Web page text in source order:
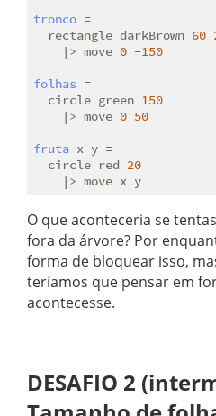
tronco =
  rectangle darkBrown
60
    |> move
0 -150
folhas =
  circle green
150
    |> move
0 50
fruta x y =
  circle red
20
O que aconteceria se
fora da árvore? Por
forma de bloquear isso,
teríamos que pensar em
acontecesse.
DESAFIO 2